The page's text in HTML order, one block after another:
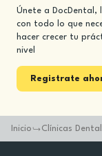
Únete a
con todo lo que
hacer crecer tu
nivel
Registrate
Inicio Clínicas